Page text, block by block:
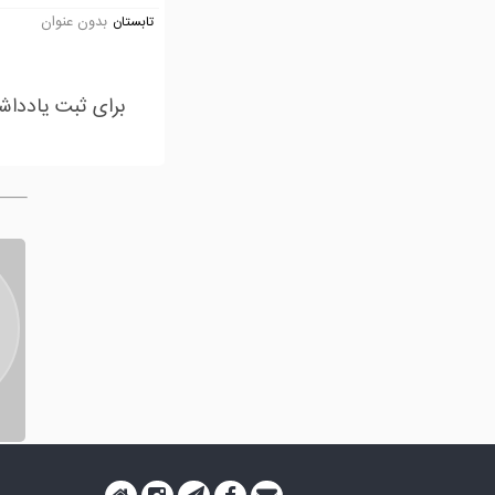
تابستان بدون عنوان
برای ثبت